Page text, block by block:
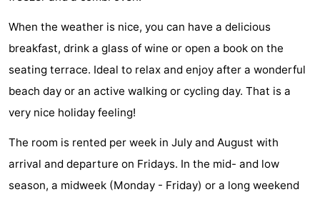
Galeries
-
Monuments
-
Églises
-
Phares
-
When the weather is nice, you can have a delicious
breakfast, drink a glass of wine or open a book on the
seating terrace. Ideal to relax and enjoy after a wonderful
beach day or an active walking or cycling day. That is a
very nice holiday feeling!
The room is rented per week in July and August with
arrival and departure on Fridays. In the mid- and low
season, a midweek (Monday - Friday) or a long weekend